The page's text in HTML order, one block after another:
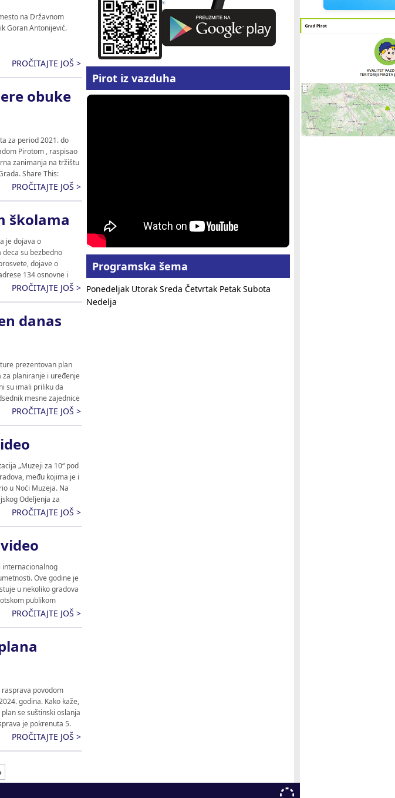
na Državnom
Goran Antonijević.
PROČITAJTE JOŠ >
obuke
za period 2021. do
Pirotom , raspisao
zanimanja na tržištu
Share This:
PROČITAJTE JOŠ >
školama
je dojava o
su bezbedno
dojave o
134 osnovne i
PROČITAJTE JOŠ >
danas
prezentovan plan
za planiranje i uređenje
su imali priliku da
mesne zajednice
PROČITAJTE JOŠ >
„Muzeji za 10“ pod
među kojima je i
u Noći Muzeja. Na
Odeljenja za
PROČITAJTE JOŠ >
internacionalnog
Ove godine je
u nekoliko gradova
publikom
PROČITAJTE JOŠ >
rasprava povodom
godina. Kako kaže,
se suštinski oslanja
je pokrenuta 5.
PROČITAJTE JOŠ >
Pirot iz vazduha
Programska šema
Ponedeljak Utorak Sreda Četvrtak Petak Subota
Nedelja